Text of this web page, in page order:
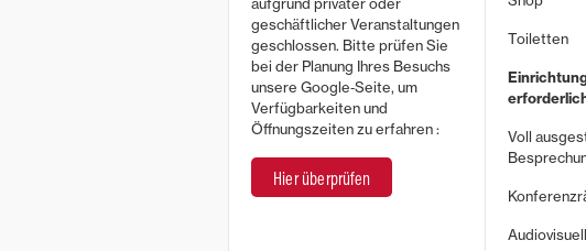
geschäftlicher Veranstaltungen
geschlossen. Bitte prüfen Sie
bei der Planung Ihres Besuchs
unsere Google‑Seite, um
Verfügbarkeiten und
Öffnungszeiten zu erfahren :
Hier überprüfen
Toiletten
Voll